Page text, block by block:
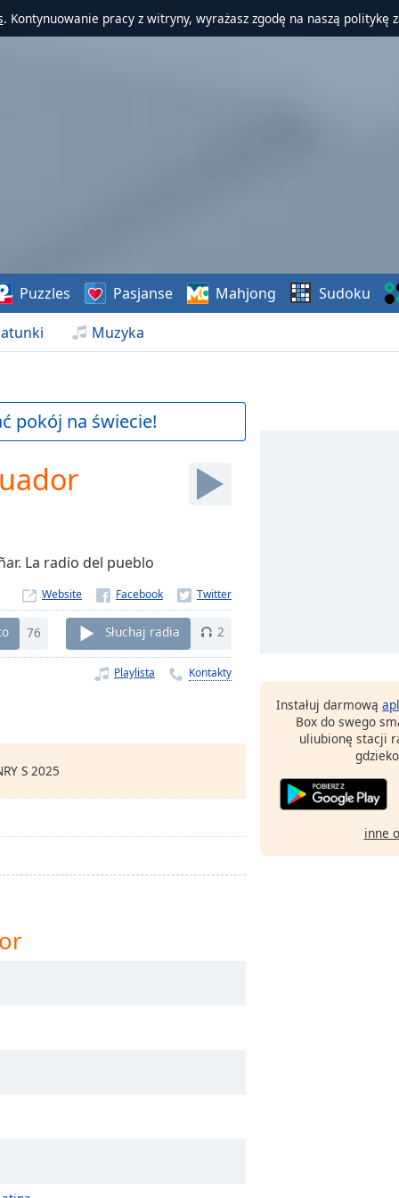
. Kontynuowanie pracy z witryny, wyrażasz zgodę na naszą politykę
Muzyka
Puzzles Pasjanse Mahjong Sudoku
pokój na świecie!
La radio del pueblo
Website
76 Słuchaj radia 2
Playlista Kontakty
S 2025
Instałuj darmową
Box do swego
uliubionę stacji
inne